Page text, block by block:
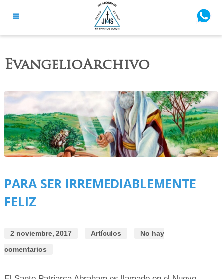
EvangelioArchivo
PARA SER IRREMEDIABLEMENTE
FELIZ
2 noviembre, 2017 Artículos
No hay
comentarios